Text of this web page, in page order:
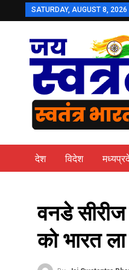
SATURDAY, AUGUST 8, 2026
देश विदेश
वनडे
को भारत